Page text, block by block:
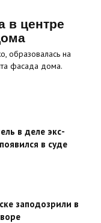
в центре
образовалась на
фасада дома.
в деле экс-
в суде
заподозрили в